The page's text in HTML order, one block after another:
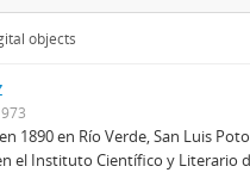
objects
1890 en Río Verde, San Luis
el Instituto Científico y Literario